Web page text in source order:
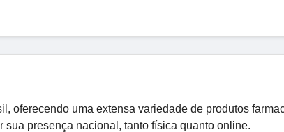
oferecendo uma extensa variedade de produtos
presença nacional, tanto física quanto online.